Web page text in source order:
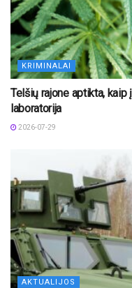
KRIMINALAI
Telšių rajone aptikta, kaip
laboratorija
2026-07-29
AKTUALIJOS